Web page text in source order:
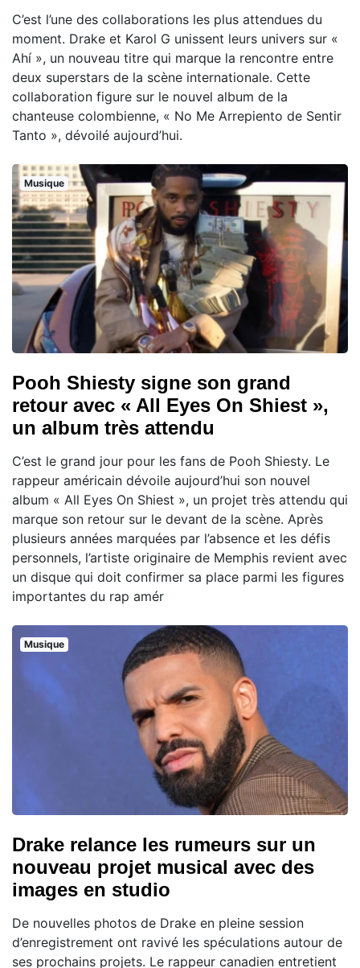
C’est l’une des collaborations les plus attendues du
moment. Drake et Karol G unissent leurs univers sur «
Ahí », un nouveau titre qui marque la rencontre entre
deux superstars de la scène internationale. Cette
collaboration figure sur le nouvel album de la
chanteuse colombienne, « No Me Arrepiento de Sentir
Tanto », dévoilé aujourd’hui.
Musique
Pooh Shiesty signe son grand
retour avec « All Eyes On Shiest »,
un album très attendu
C’est le grand jour pour les fans de Pooh Shiesty. Le
rappeur américain dévoile aujourd’hui son nouvel
album « All Eyes On Shiest », un projet très attendu qui
marque son retour sur le devant de la scène. Après
plusieurs années marquées par l’absence et les défis
personnels, l’artiste originaire de Memphis revient avec
un disque qui doit confirmer sa place parmi les figures
importantes du rap amér
Musique
Drake relance les rumeurs sur un
nouveau projet musical avec des
images en studio
De nouvelles photos de Drake en pleine session
d’enregistrement ont ravivé les spéculations autour de
ses prochains projets. Le rappeur canadien entretient